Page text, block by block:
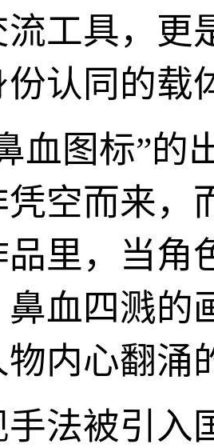
工具，更
认同的载
血图标”的
凭空而来，
里，当角
血四溅的
内心翻涌
法被引入